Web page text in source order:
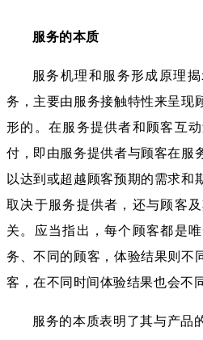
服务的本质
服务机理和服务形成原理
务，主要由服务接触特性来呈现
形的。在服务提供者和顾客互
付，即由服务提供者与顾客在服
以达到或超越顾客预期的需求和
取决于服务提供者，还与顾客
关。应当指出，每个顾客都是
务、不同的顾客，体验结果则不
客，在不同时间体验结果也会不同
服务的本质表明了其与产品